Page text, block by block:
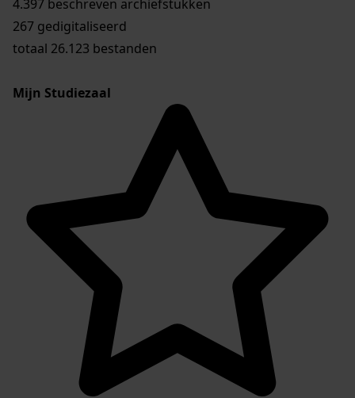
4.397 beschreven archiefstukken
267 gedigitaliseerd
totaal 26.123 bestanden
Mijn Studiezaal